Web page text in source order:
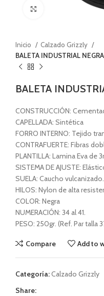
Inicio
Calzado Grizzly
BALETA INDUSTRIAL
BALETA
CONSTRUCCIÓN:
CAPELLADA: Sintética
FORRO INTERNO: Tejido
CONTRAFUERTE: Fibras
PLANTILLA: Lamina Eva de
SISTEMA DE AJUSTE:
SUELA: Caucho vulcanizado.
HILOS: Nylon de alta
COLOR: Negra
NUMERACIÓN: 34 al 41.
PESO: 250gr. (Ref. Par talla
Compare Add to
Categoría:Calzado Grizzly
Share: